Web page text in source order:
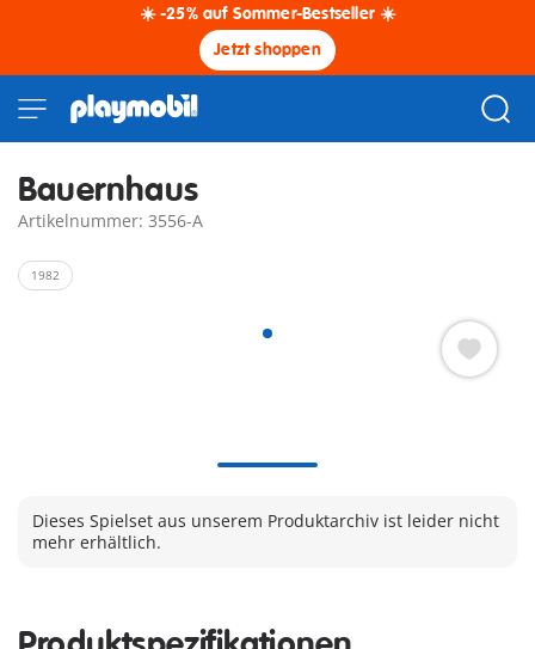
☀️ -25% auf Sommer-Bestseller ☀️
Jetzt shoppen
Bauernhaus
Artikelnummer: 3556-A
1982
Dieses Spielset aus unserem Produktarchiv ist leider nicht
mehr erhältlich.